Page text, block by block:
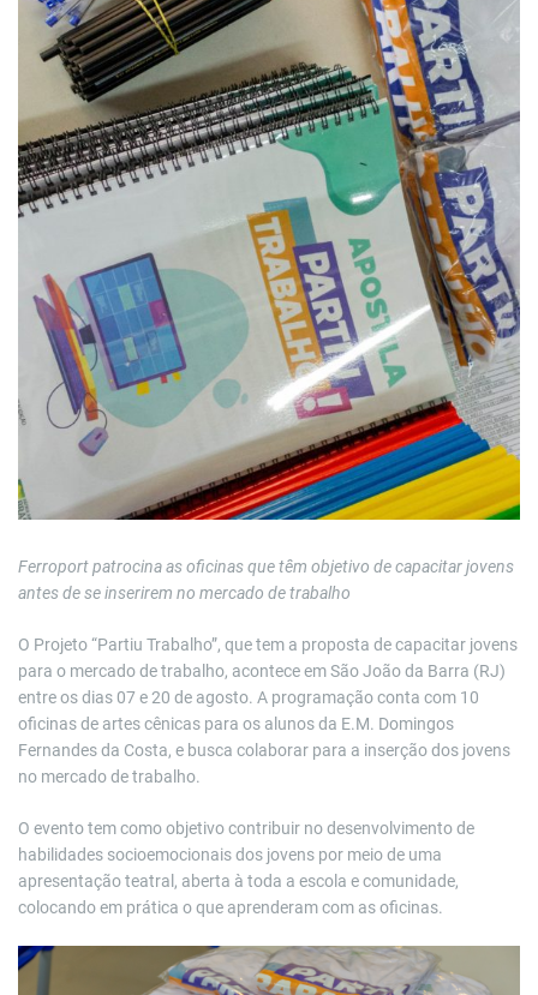
Ferroport patrocina as oficinas que têm objetivo de capacitar jovens
antes de se inserirem no mercado de trabalho
O Projeto “Partiu Trabalho”, que tem a proposta de capacitar jovens
para o mercado de trabalho, acontece em São João da Barra (RJ)
entre os dias 07 e 20 de agosto. A programação conta com 10
oficinas de artes cênicas para os alunos da E.M. Domingos
Fernandes da Costa, e busca colaborar para a inserção dos jovens
no mercado de trabalho.
O evento tem como objetivo contribuir no desenvolvimento de
habilidades socioemocionais dos jovens por meio de uma
apresentação teatral, aberta à toda a escola e comunidade,
colocando em prática o que aprenderam com as oficinas.